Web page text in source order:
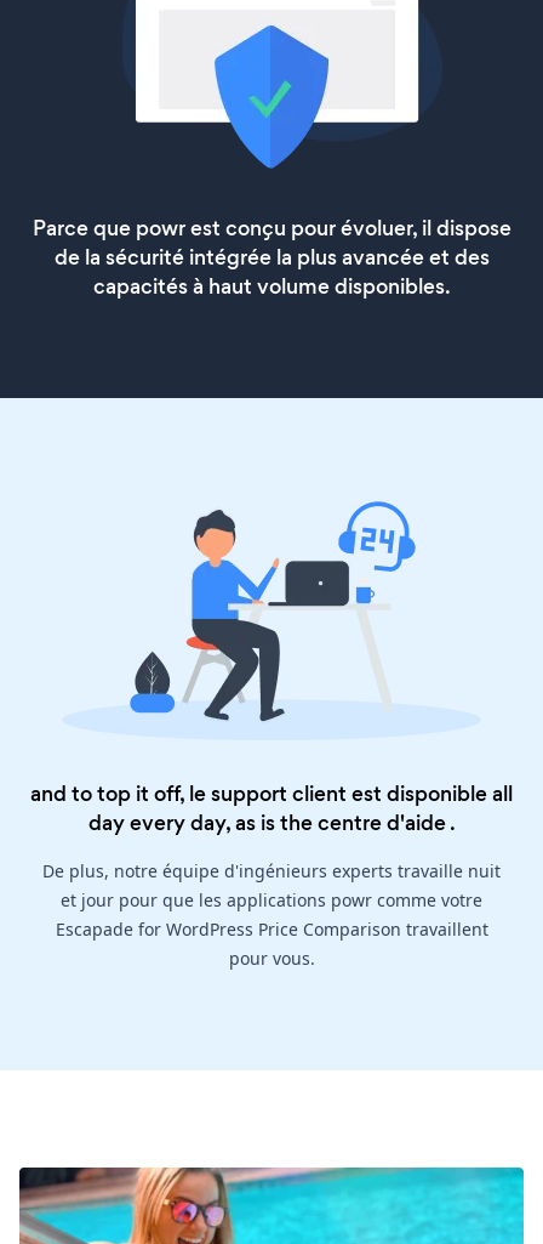
Parce que powr est conçu pour évoluer, il dispose
de la sécurité intégrée la plus avancée et des
capacités à haut volume disponibles.
and to top it off, le support client est disponible all
day every day, as is thecentre d'aide.
De plus, notre équipe d'ingénieurs experts travaille nuit
et jour pour que les applications powr comme votre
Escapade for WordPress Price Comparison travaillent
pour vous.